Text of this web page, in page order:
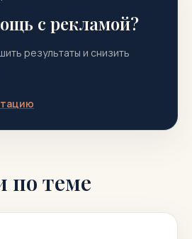
с рекламой?
результаты и снизить
по теме